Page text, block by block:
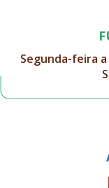
Segunda-feira